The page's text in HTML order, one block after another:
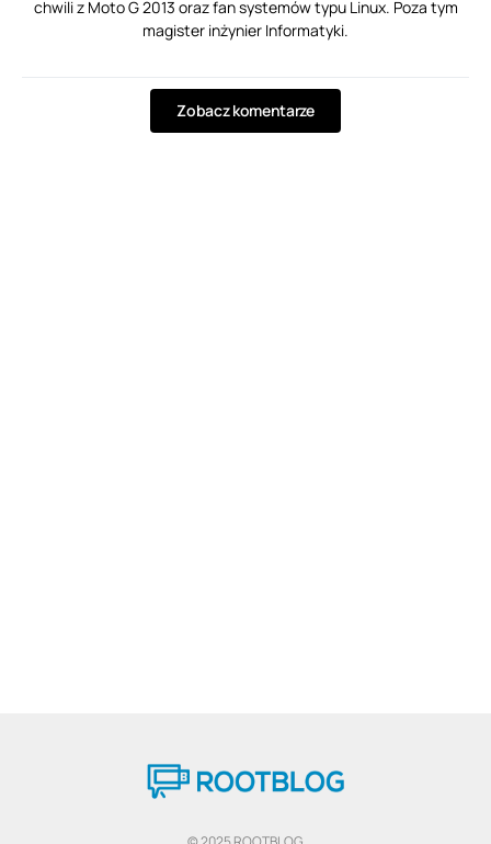
chwili z Moto G 2013 oraz fan systemów typu Linux. Poza tym
magister inżynier Informatyki.
Zobacz komentarze